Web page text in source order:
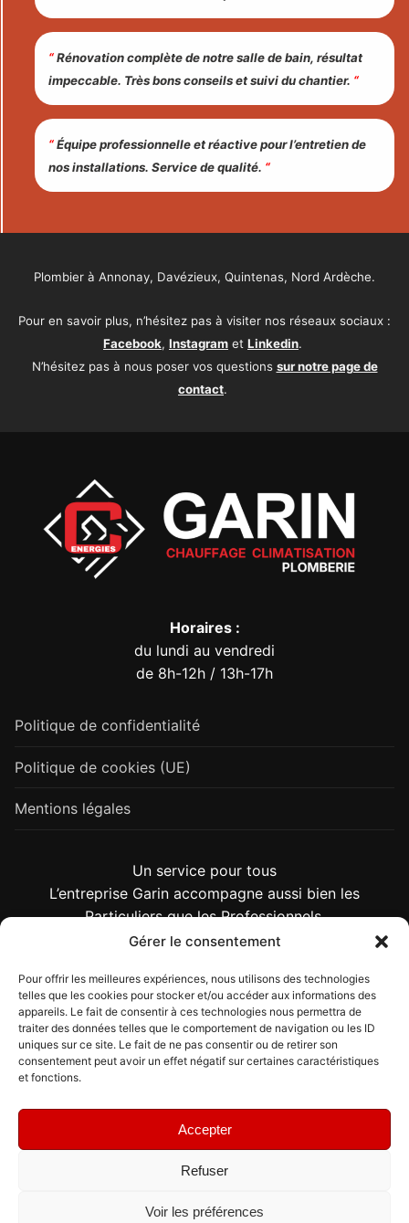
Gérer le consentement
Pour offrir les meilleures expériences, nous utilisons des technologies
telles que les cookies pour stocker et/ou accéder aux informations des
appareils. Le fait de consentir à ces technologies nous permettra de
traiter des données telles que le comportement de navigation ou les ID
uniques sur ce site. Le fait de ne pas consentir ou de retirer son
consentement peut avoir un effet négatif sur certaines caractéristiques
et fonctions.
Accepter
Refuser
Voir les préférences
“Rénovation complète de notre salle de bain, résultat
impeccable. Très bons conseils et suivi du chantier. “
“Équipe professionnelle et réactive pour l’entretien de
nos installations. Service de qualité. “
Plombier à Annonay, Davézieux, Quintenas, Nord Ardèche.
Pour en savoir plus, n’hésitez pas à visiter nos réseaux sociaux :
Facebook, Instagram et Linkedin.
N’hésitez pas à nous poser vos questions sur notre page de
contact.
Horaires :
du lundi au vendredi
de 8h-12h / 13h-17h
Politique de confidentialité
Politique de cookies (UE)
Mentions légales
Un service pour tous
L’entreprise Garin accompagne aussi bien les
Particuliers que les Professionnels.
Particuliers
Professionnels